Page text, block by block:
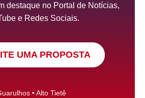
destaque no Portal de Notícias,
e Redes Sociais.
UMA PROPOSTA
• Alto Tietê